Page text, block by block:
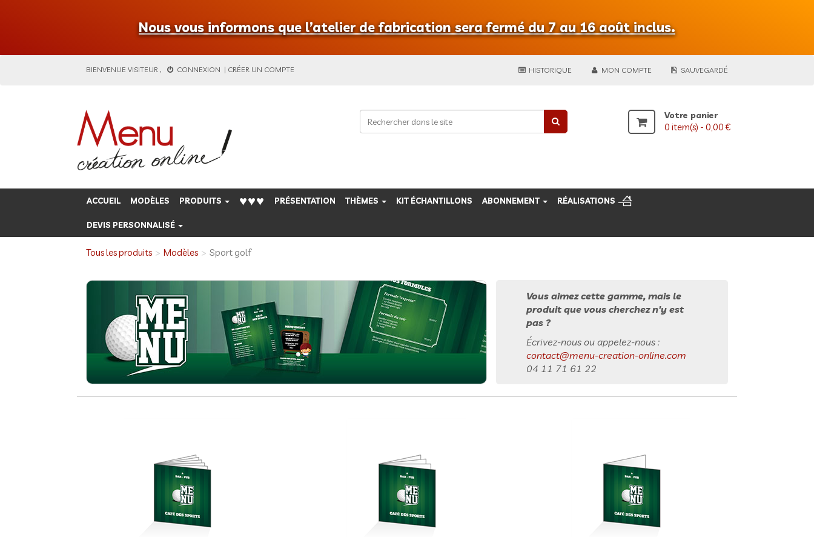
Nous vous informons que l’atelier de fabrication sera fermé du 7 au 16 août inclus.
BIENVENUE VISITEUR , CONNEXION | CRÉER UN COMPTE HISTORIQUE MON COMPTE SAUVEGARDÉ
Votre panier
0 item(s) - 0,00 €
ACCUEIL MODÈLES PRODUITS ♥♥♥ PRÉSENTATION THÈMES KIT ÉCHANTILLONS ABONNEMENT RÉALISATIONS
DEVIS PERSONNALISÉ
Tous les produits Modèles Sport golf
Vous aimez cette gamme, mais le
produit que vous cherchez n'y est
pas ?
Écrivez-nous ou appelez-nous :
contact@menu-creation-online.com
04 11 71 61 22